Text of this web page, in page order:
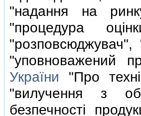
"надання на
"процедура
"розповсюджувач",
"уповноважений
України "Про
"вилучення з
безпечностi